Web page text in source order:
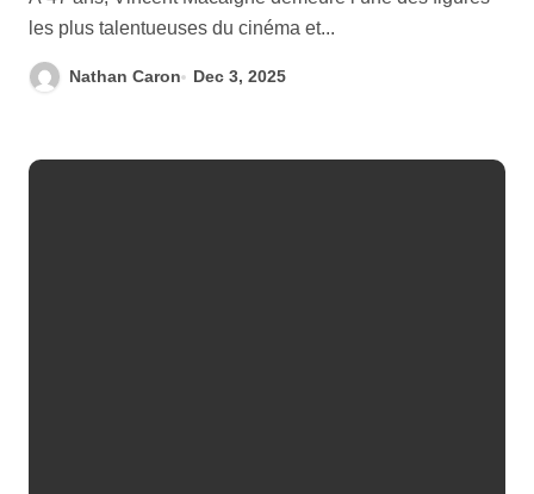
les plus talentueuses du cinéma et...
Nathan Caron Dec 3, 2025